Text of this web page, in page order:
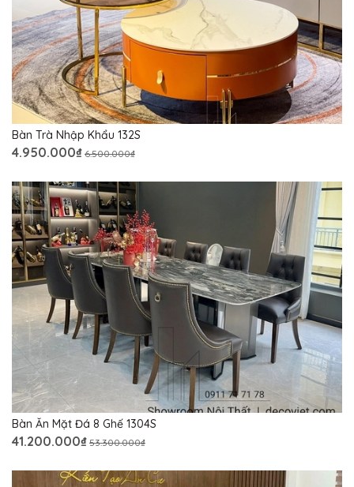
Bàn Trà Nhập Khẩu 132S
4.950.000₫ 6.500.000₫
Bàn Ăn Mặt Đá 8 Ghế 1304S
41.200.000₫ 53.300.000₫